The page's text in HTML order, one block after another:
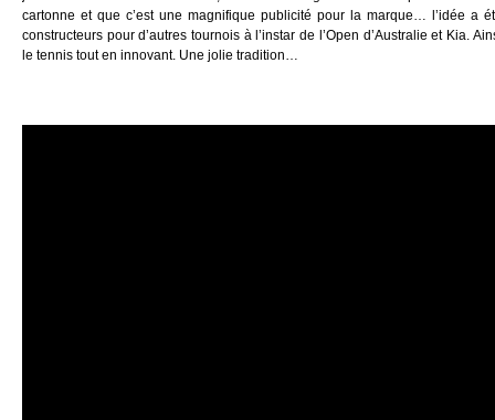
cartonne et que c’est une magnifique publicité pour la marque… l’idée a
constructeurs pour d’autres tournois à l’instar de l’Open d’Australie et Kia.
le tennis tout en innovant. Une jolie tradition…